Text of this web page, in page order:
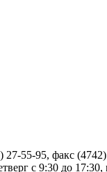
27-55-95, факс
с 9:30 до